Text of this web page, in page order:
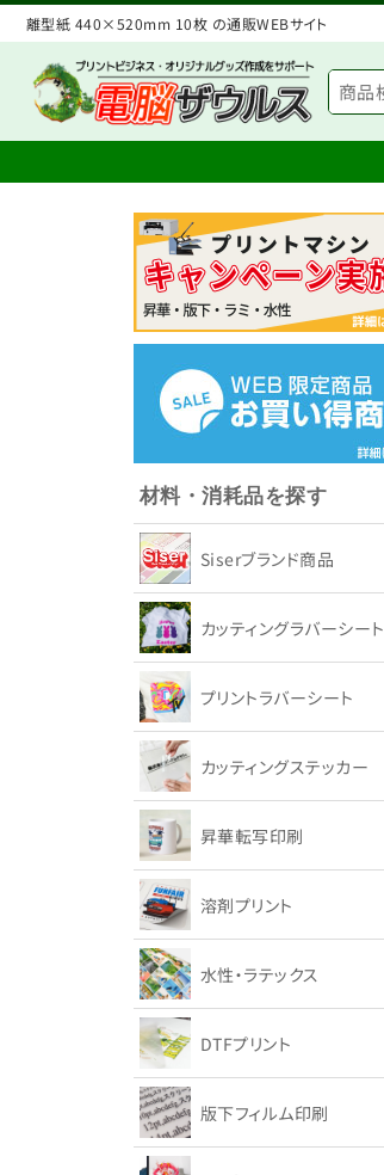
離型紙 440×520mm 10枚 の通販WEBサイト
材料・消耗品を探す
Siserブランド商品
カッティングラバーシート
プリントラバーシート
カッティングステッカー
昇華転写印刷
溶剤プリント
水性・ラテックス
DTFプリント
版下フィルム印刷